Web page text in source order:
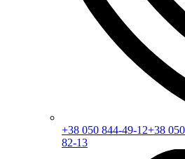
+38 050 844-49-12+38
82-13